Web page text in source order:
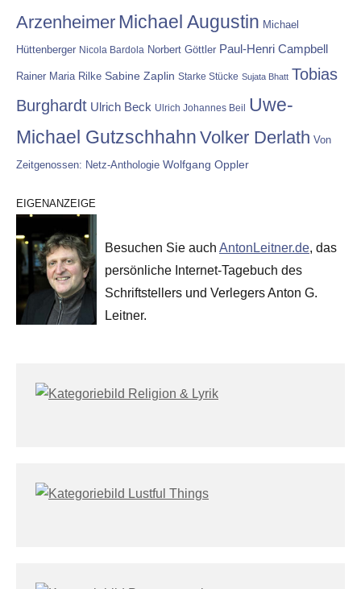
Arzenheimer Michael Augustin Michael
Hüttenberger Nicola Bardola Norbert Göttler Paul-Henri Campbell
Rainer Maria Rilke Sabine Zaplin Starke Stücke Sujata Bhatt Tobias
Burghardt Ulrich Beck Ulrich Johannes Beil
Uwe-
Michael Gutzschhahn Volker Derlath Von
Zeitgenossen: Netz-Anthologie Wolfgang Oppler
EIGENANZEIGE
Besuchen Sie auch AntonLeitner.de, das
persönliche Internet-Tagebuch des
Schriftstellers und Verlegers Anton G.
Leitner.